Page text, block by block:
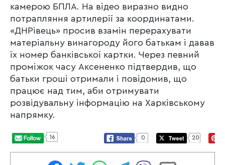
камерою БПЛА. На відео виразно видно
потрапляння артилерії за координатами.
«ДНРівець» просив взамін перерахувати
матеріальну винагороду його батькам і давав
їх номер банківської картки. Через певний
проміжок часу Аксененко підтвердив, що
батьки гроші отримали і повідомив, що
працює над тим, аби отримувати
розвідувальну інформацію на Харківському
напрямку.
16 0 20